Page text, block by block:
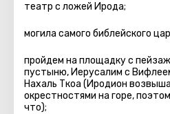
театр с ложей Ирода;
могила самого библейского
пройдем на площадку с
пустыню, Иерусалим с
Нахаль Ткоа (Иродион
окрестностями на горе,
что);